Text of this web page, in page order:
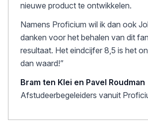
nieuwe product te ontwikkelen.
Namens Proficium wil ik dan ook
danken voor het behalen van dit
resultaat. Het eindcijfer 8,5 is het
dan waard!”
Bram ten Klei en Pavel Roudman
Afstudeerbegeleiders vanuit